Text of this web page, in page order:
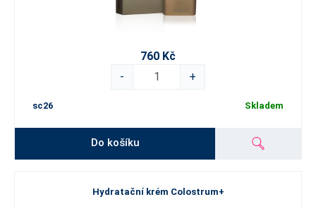
760 Kč
-
+
sc26 Skladem
Do košíku
Hydratační krém Colostrum+